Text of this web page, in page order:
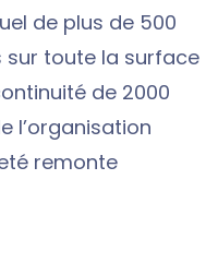
de plus de 500
sur toute la surface
de 2000
l’organisation
remonte